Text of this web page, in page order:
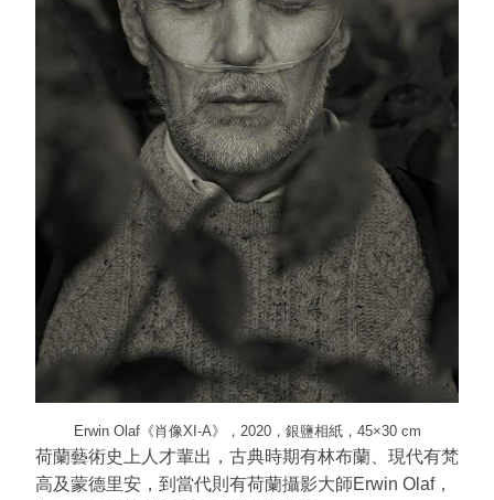
Erwin Olaf《肖像XI-A》，2020，銀鹽相紙，45×30 cm
荷蘭藝術史上人才輩出，古典時期有林布蘭、現代有梵
高及蒙德里安，到當代則有荷蘭攝影大師Erwin Olaf，